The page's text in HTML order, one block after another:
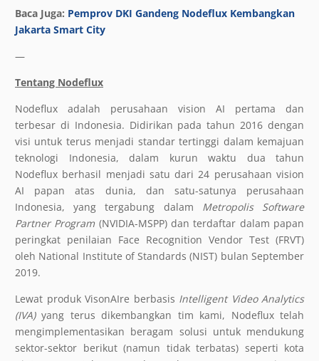
Baca Juga: Pemprov DKI Gandeng Nodeflux Kembangkan
Jakarta Smart City
—
Tentang Nodeflux
Nodeflux adalah perusahaan vision AI pertama dan
terbesar di Indonesia. Didirikan pada tahun 2016 dengan
visi untuk terus menjadi standar tertinggi dalam kemajuan
teknologi Indonesia, dalam kurun waktu dua tahun
Nodeflux berhasil menjadi satu dari 24 perusahaan vision
AI papan atas dunia, dan satu-satunya perusahaan
Indonesia, yang tergabung dalam Metropolis Software
Partner Program (NVIDIA-MSPP) dan terdaftar dalam papan
peringkat penilaian Face Recognition Vendor Test (FRVT)
oleh National Institute of Standards (NIST) bulan September
2019.
Lewat produk VisonAIre berbasis Intelligent Video Analytics
(IVA)yang terus dikembangkan tim kami, Nodeflux telah
mengimplementasikan beragam solusi untuk mendukung
sektor-sektor berikut (namun tidak terbatas) seperti kota